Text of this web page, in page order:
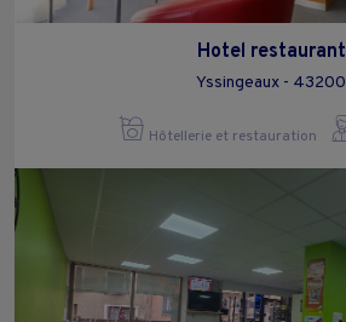
Hotel restaurant
Yssingeaux - 43200
Hôtellerie et restauration